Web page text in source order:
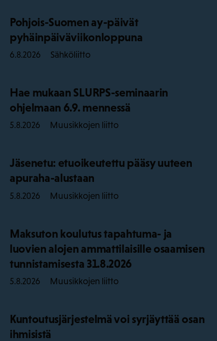
Pohjois-Suomen ay-päivät
pyhäinpäiväviikonloppuna
6.8.2026 Sähköliitto
Hae mukaan SLURPS-seminaarin
ohjelmaan 6.9. mennessä
5.8.2026 Muusikkojen liitto
Jäsenetu: etuoikeutettu pääsy uuteen
apuraha-alustaan
5.8.2026 Muusikkojen liitto
Maksuton koulutus tapahtuma- ja
luovien alojen ammattilaisille osaamisen
tunnistamisesta 31.8.2026
5.8.2026 Muusikkojen liitto
Kuntoutusjärjestelmä voi syrjäyttää osan
ihmisistä